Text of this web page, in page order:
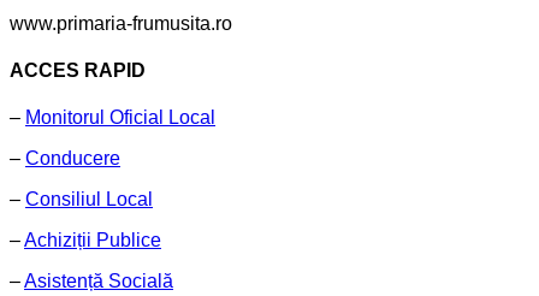
www.primaria-frumusita.ro
ACCES RAPID
– Monitorul Oficial Local
– Conducere
– Consiliul Local
–Achiziții Publice
–Asistență Socială